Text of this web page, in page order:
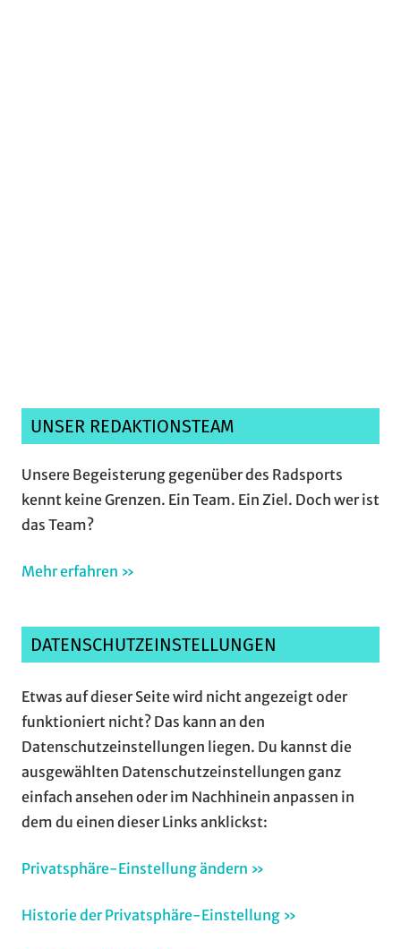
UNSER REDAKTIONSTEAM
Unsere Begeisterung gegenüber des Radsports
kennt keine Grenzen. Ein Team. Ein Ziel. Doch wer ist
das Team?
Mehr erfahren »
DATENSCHUTZEINSTELLUNGEN
Etwas auf dieser Seite wird nicht angezeigt oder
funktioniert nicht? Das kann an den
Datenschutzeinstellungen liegen. Du kannst die
ausgewählten Datenschutzeinstellungen ganz
einfach ansehen oder im Nachhinein anpassen in
dem du einen dieser Links anklickst:
Privatsphäre-Einstellung ändern »
Historie der Privatsphäre-Einstellung »